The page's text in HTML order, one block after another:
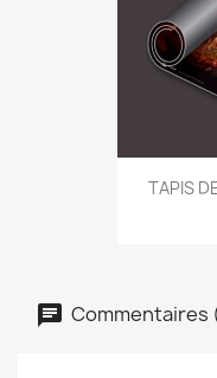
TAPIS
Commentaires